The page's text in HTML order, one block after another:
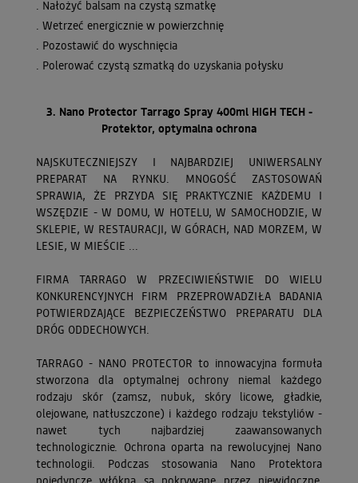
. Nałożyć balsam na czystą szmatkę
. Wetrzeć energicznie w powierzchnię
. Pozostawić do wyschnięcia
. Polerować czystą szmatką do uzyskania połysku
3. Nano Protector Tarrago Spray 400ml HIGH TECH -
Protektor, optymalna ochrona
NAJSKUTECZNIEJSZY I NAJBARDZIEJ UNIWERSALNY
PREPARAT NA RYNKU. MNOGOŚĆ ZASTOSOWAŃ
SPRAWIA, ŻE PRZYDA SIĘ PRAKTYCZNIE KAŻDEMU I
WSZĘDZIE - W DOMU, W HOTELU, W SAMOCHODZIE, W
SKLEPIE, W RESTAURACJI, W GÓRACH, NAD MORZEM, W
LESIE, W MIEŚCIE ...
FIRMA TARRAGO W PRZECIWIEŃSTWIE DO WIELU
KONKURENCYJNYCH FIRM PRZEPROWADZIŁA BADANIA
POTWIERDZAJĄCE BEZPIECZEŃSTWO PREPARATU DLA
DRÓG ODDECHOWYCH.
TARRAGO - NANO PROTECTOR to innowacyjna formuła
stworzona dla optymalnej ochrony niemal każdego
rodzaju skór (zamsz, nubuk, skóry licowe, gładkie,
olejowane, natłuszczone) i każdego rodzaju tekstyliów -
nawet tych najbardziej zaawansowanych
technologicznie. Ochrona oparta na rewolucyjnej Nano
technologii. Podczas stosowania Nano Protektora
pojedyncze włókna są pokrywane przez niewidoczne,